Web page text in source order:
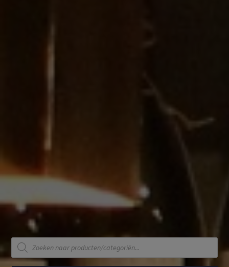
Producten
zoeken